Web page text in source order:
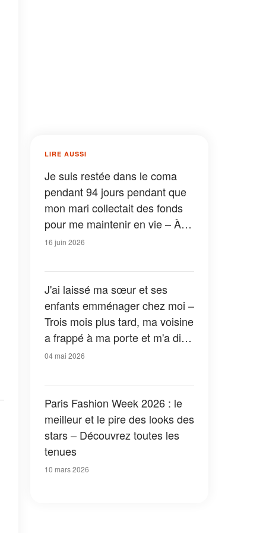
LIRE AUSSI
Je suis restée dans le coma
pendant 94 jours pendant que
mon mari collectait des fonds
pour me maintenir en vie – À
mon réveil, une infirmière m’a
16 juin 2026
J'ai laissé ma sœur et ses
enfants emménager chez moi –
Trois mois plus tard, ma voisine
a frappé à ma porte et m'a dit :
« Vous devriez aller voir ce qu'il
04 mai 2026
Paris Fashion Week 2026 : le
meilleur et le pire des looks des
stars – Découvrez toutes les
tenues
10 mars 2026